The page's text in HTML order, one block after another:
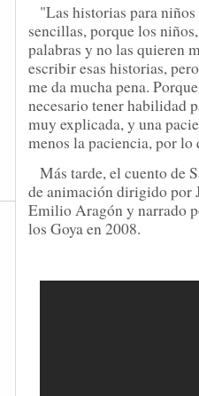
"Las historias para
sencillas, porque los
palabras y no las quieren
escribir esas historias,
me da mucha pena.
necesario tener habilidad
muy explicada, y una
menos la paciencia, por lo
Más tarde, el cuento de
de animación dirigido por
Emilio Aragón y narrado
los Goya en 2008.